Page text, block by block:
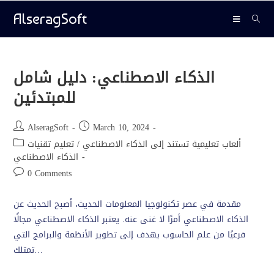
AlseragSoft
الذكاء الاصطناعي: دليل شامل
للمبتدئين
AlseragSoft
March 10, 2024
ألعاب تعليمية تستند إلى الذكاء الاصطناعي / تعليم تقنيات
الذكاء الاصطناعي
0 Comments
مقدمة في عصر تكنولوجيا المعلومات الحديث، أصبح الحديث عن
الذكاء الاصطناعي أمرًا لا غنى عنه. يعتبر الذكاء الاصطناعي مجالًا
فرعيًا من علم الحاسوب يهدف إلى تطوير الأنظمة والبرامج التي
تمتلك…